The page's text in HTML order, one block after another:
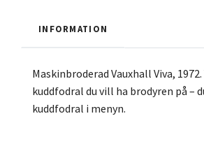
INFORMATION
Maskinbroderad Vauxhall Viva, 1972.
kuddfodral du vill ha brodyren på –
kuddfodral i menyn.